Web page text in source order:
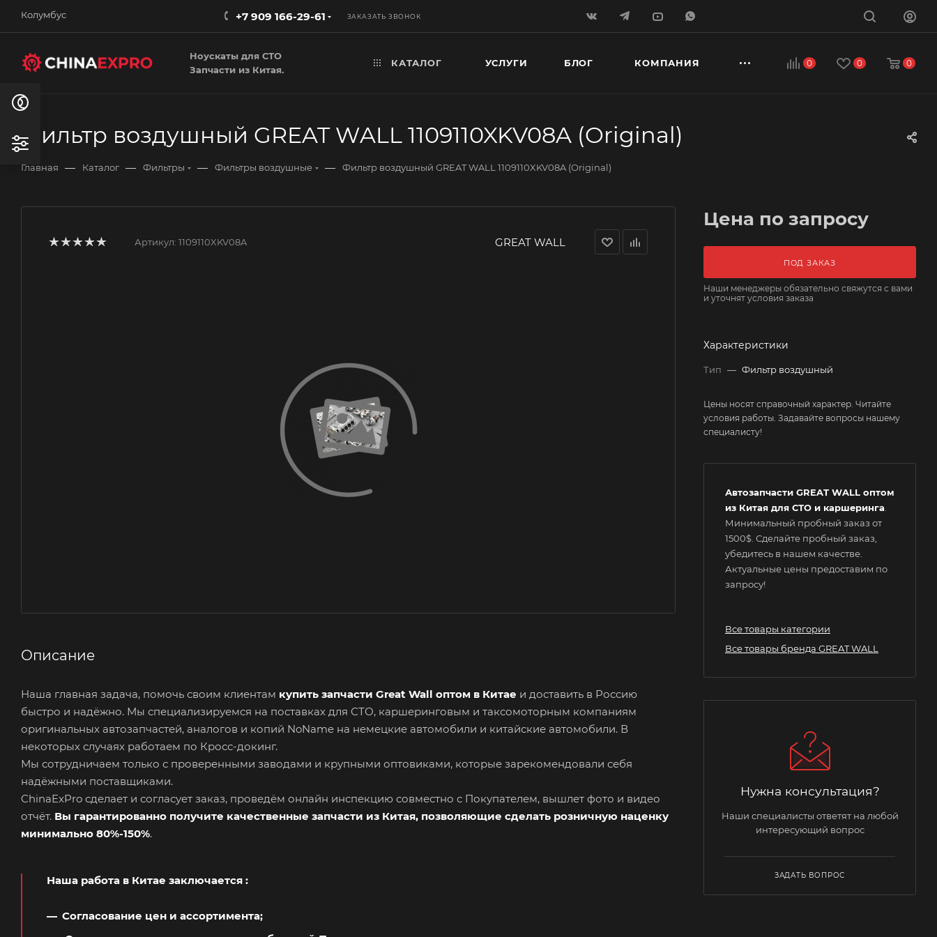
Колумбус +7 909 166-29-61 ЗАКАЗАТЬ ЗВОНОК
0 0 0
Ноускаты для СТО
Запчасти из Китая.
КАТАЛОГ УСЛУГИ БЛОГ КОМПАНИЯ
Фильтр воздушный GREAT WALL 1109110XKV08A (Original)
Главная — Каталог — Фильтры — Фильтры воздушные — Фильтр воздушный GREAT WALL 1109110XKV08A (Original)
Артикул: 1109110XKV08A GREAT WALL
Описание
Наша главная задача, помочь своим клиентам купить запчасти Great Wall оптом в Китае и доставить в Россию
быстро и надёжно. Мы специализируемся на поставках для СТО, каршеринговым и таксомоторным компаниям
оригинальных автозапчастей, аналогов и копий NoName на немецкие автомобили и китайские автомобили. В
некоторых случаях работаем по Кросс-докинг.
Мы сотрудничаем только с проверенными заводами и крупными оптовиками, которые зарекомендовали себя
надёжными поставщиками.
ChinaExPro сделает и согласует заказ, проведём онлайн инспекцию совместно с Покупателем, вышлет фото и видео
отчёт. Вы гарантированно получите качественные запчасти из Китая, позволяющие сделать розничную наценку
минимально 80%-150%.
Наша работа в Китае заключается :
Согласование цен и ассортимента;
Цена по запросу
ПОД ЗАКАЗ
Наши менеджеры обязательно свяжутся с вами
и уточнят условия заказа
Характеристики
Тип — Фильтр воздушный
Цены носят справочный характер. Читайте
условия работы. Задавайте вопросы нашему
специалисту!
Автозапчасти GREAT WALL оптом
из Китая для СТО и каршеринга
Минимальный пробный заказ от
1500$. Сделайте пробный заказ,
убедитесь в нашем качестве.
Актуальные цены предоставим по
запросу!
Все товары категории
Все товары бренда GREAT WALL
Нужна консультация?
Наши специалисты ответят на любой
интересующий вопрос
ЗАДАТЬ ВОПРОС